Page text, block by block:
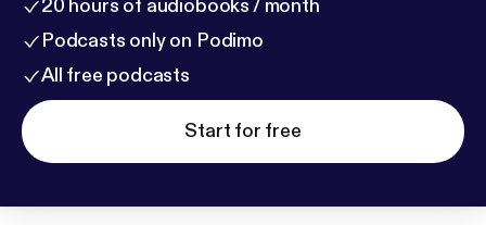
20 hours of audiobooks / month
Podcasts only on Podimo
All free podcasts
Start for free